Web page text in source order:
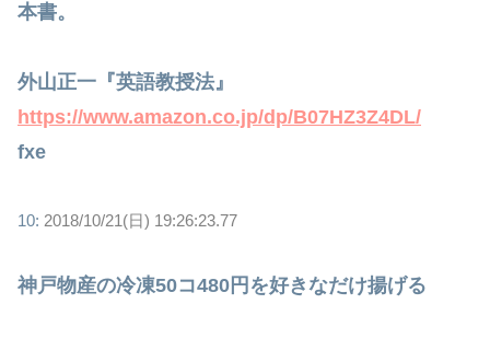
本書。
外山正一『英語教授法』
https://www.amazon.co.jp/dp/B07HZ3Z4DL/
fxe
10: 2018/10/21(日) 19:26:23.77
神戸物産の冷凍50コ480円を好きなだけ揚げる